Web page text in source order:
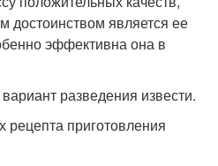
достоинством является ее
эффективна она в
разведения извести.
рецепта приготовления